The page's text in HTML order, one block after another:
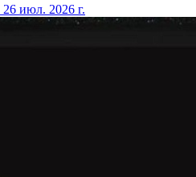
26 июл. 2026 г.